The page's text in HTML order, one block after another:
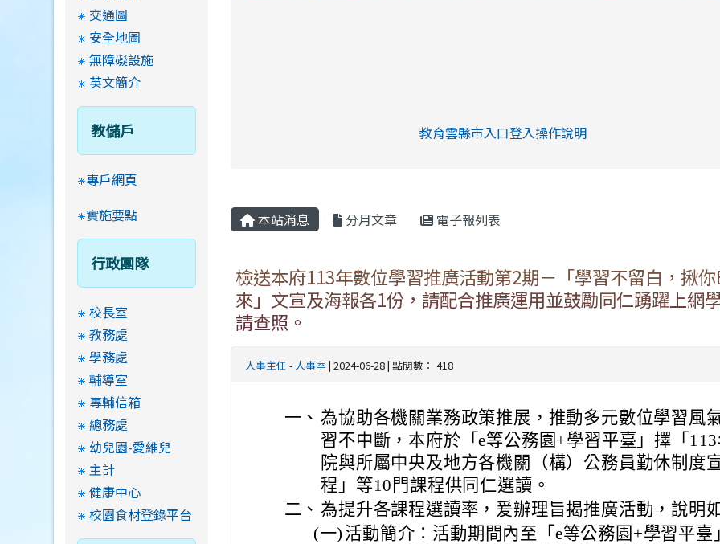
link to https://eliteracy.edu.tw/
link to https://eliteracy.edu.tw/Shorts/
教育雲縣市入口登入操作說明
link to https://eliteracy.edu.tw/
本站消息 分月文章 電子報列表
檢送本府113年數位學習推廣活動第2期－「學習不留白，揪你
來」文宣及海報各1份，請配合推廣運用並鼓勵同仁踴躍上網
請查照。
人事主任 - 人事室 | 2024-06-28 | 點閱數： 418
一、 為協助各機關業務政策推展，推動多元數位學習風
習不中斷，本府於「e等公務園+學習平臺」擇「
院與所屬中央及地方各機關（構）公務員勤休制度
程」等10門課程供同仁選讀。
二、 為提升各課程選讀率，爰辦理旨揭推廣活動，說明
(一) 活動簡介：活動期間內至「e等公務園+學習平臺
交通圖
安全地圖
無障礙設施
英文簡介
教儲戶
專戶網頁
實施要點
行政團隊
校長室
教務處
學務處
輔導室
專輔信箱
總務處
幼兒園-愛維兒
主計
健康中心
校園食材登錄平台